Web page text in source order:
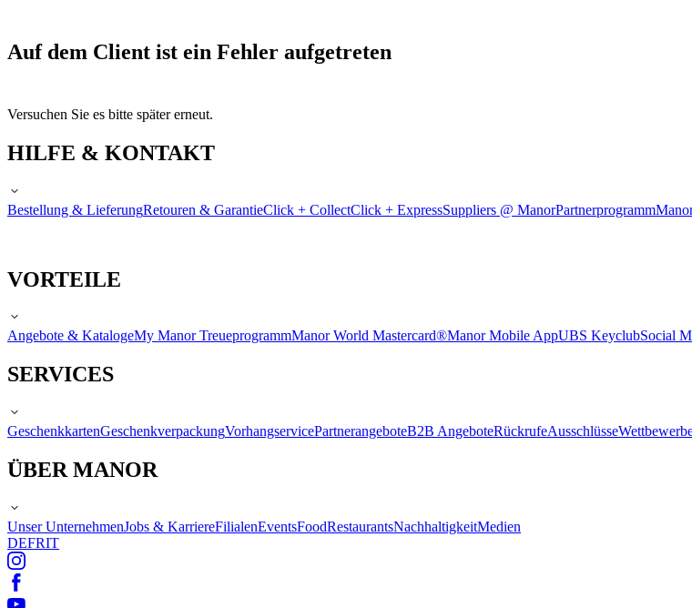
Auf dem Client ist ein Fehler aufgetreten
Versuchen Sie es bitte später erneut.
HILFE & KONTAKT
Bestellung & LieferungRetouren & GarantieClick + CollectClick + ExpressSuppliers @ ManorPartnerprogramm
VORTEILE
Angebote & KatalogeMy Manor TreueprogrammManor World Mastercard®Manor Mobile AppUBS KeyclubSocial
SERVICES
GeschenkkartenGeschenkverpackungVorhangservicePartnerangeboteB2B AngeboteRückrufeAusschlüsse
ÜBER MANOR
Unser UnternehmenJobs & KarriereFilialenEventsFoodRestaurantsNachhaltigkeitMedien
DEFRIT